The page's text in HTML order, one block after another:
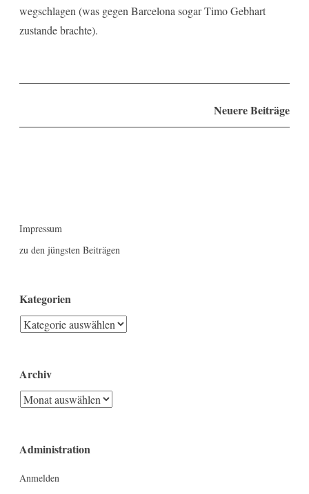
wegschlagen (was gegen Barcelona sogar Timo Gebhart
zustande brachte).
Neuere Beiträge
Impressum
zu den jüngsten Beiträgen
Kategorien
Kategorien
Archiv
Archiv
Administration
Anmelden